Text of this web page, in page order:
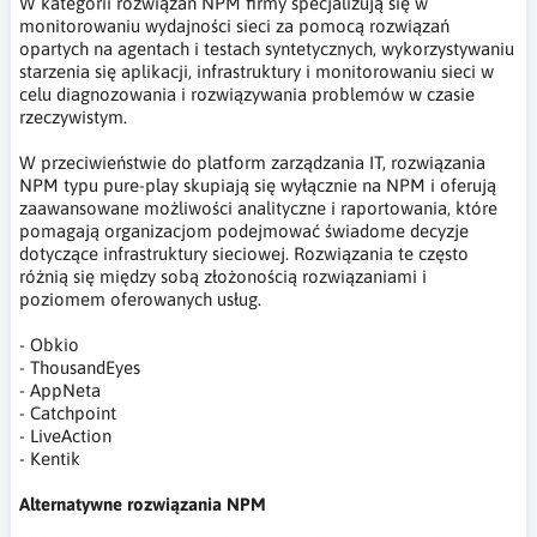
monitorowaniu wydajności sieci za pomocą rozwiązań
opartych na agentach i testach syntetycznych, wykorzystywaniu
starzenia się aplikacji, infrastruktury i monitorowaniu sieci w
celu diagnozowania i rozwiązywania problemów w czasie
rzeczywistym.
W przeciwieństwie do platform zarządzania IT, rozwiązania
NPM typu pure-play skupiają się wyłącznie na NPM i oferują
zaawansowane możliwości analityczne i raportowania, które
pomagają organizacjom podejmować świadome decyzje
dotyczące infrastruktury sieciowej. Rozwiązania te często
różnią się między sobą złożonością rozwiązaniami i
poziomem oferowanych usług.
- Obkio
- ThousandEyes
- AppNeta
- Catchpoint
- LiveAction
- Kentik
Alternatywne rozwiązania NPM